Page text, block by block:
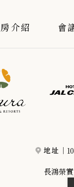
介紹 會
地址｜
長鴻榮